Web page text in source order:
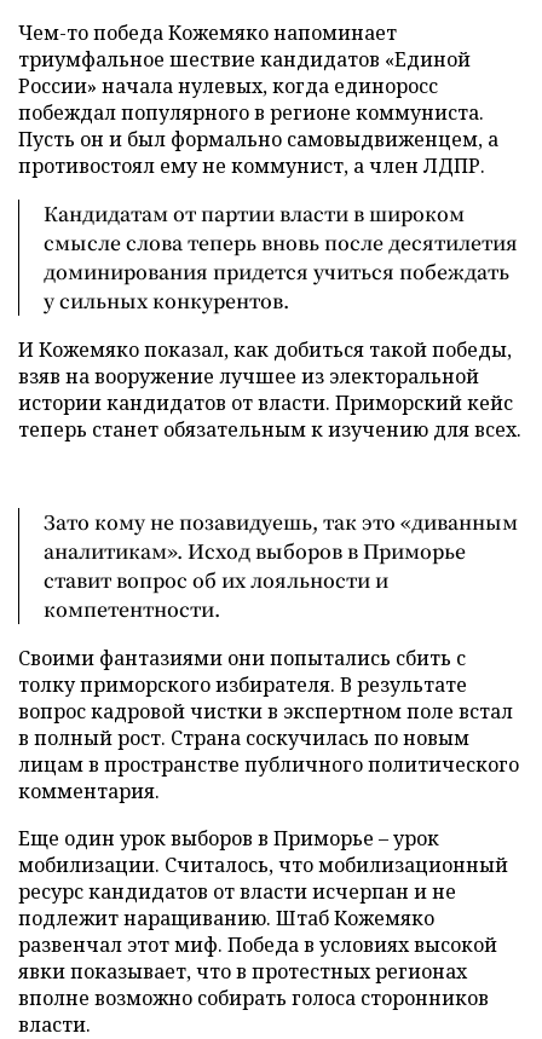
Чем-то победа Кожемяко напоминает
триумфальное шествие кандидатов «Единой
России» начала нулевых, когда единоросс
побеждал популярного в регионе коммуниста.
Пусть он и был формально самовыдвиженцем, а
противостоял ему не коммунист, а член ЛДПР.
Кандидатам от партии власти в широком
смысле слова теперь вновь после десятилетия
доминирования придется учиться побеждать
у сильных конкурентов.
И Кожемяко показал, как добиться такой победы,
взяв на вооружение лучшее из электоральной
истории кандидатов от власти. Приморский кейс
теперь станет обязательным к изучению для всех.
Зато кому не позавидуешь, так это «диванным
аналитикам». Исход выборов в Приморье
ставит вопрос об их лояльности и
компетентности.
Своими фантазиями они попытались сбить с
толку приморского избирателя. В результате
вопрос кадровой чистки в экспертном поле встал
в полный рост. Страна соскучилась по новым
лицам в пространстве публичного политического
комментария.
Еще один урок выборов в Приморье – урок
мобилизации. Считалось, что мобилизационный
ресурс кандидатов от власти исчерпан и не
подлежит наращиванию. Штаб Кожемяко
развенчал этот миф. Победа в условиях высокой
явки показывает, что в протестных регионах
вполне возможно собирать голоса сторонников
власти.